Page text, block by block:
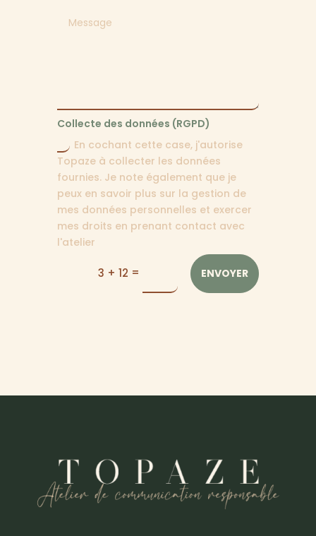
Collecte des données (RGPD)
En cochant cette case, j'autorise
Topaze à collecter les données
fournies. Je note également que je
peux en savoir plus sur la gestion de
mes données personnelles et exercer
mes droits en prenant contact avec
l'atelier
3 + 12 = ENVOYER